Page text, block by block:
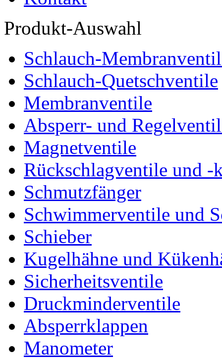
Produkt-Auswahl
Schlauch-
Schlauch-Quetschventile
Membranventile
Absperr- und
Magnetventile
Rückschlagventile und -
Schmutzfänger
Schwimmerventile und
Schieber
Kugelhähne und
Sicherheitsventile
Druckminderventile
Absperrklappen
Manometer